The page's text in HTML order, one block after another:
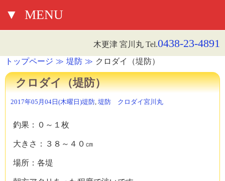
▼ MENU
木更津 宮川丸 Tel.0438-23-4891
トップページ 堤防 クロダイ（堤防）
クロダイ（堤防）
2017年05月04日(木曜日)堤防, 堤防 クロダイ宮川丸
釣果：０～１枚
大きさ：３８～４０㎝
場所：各堤